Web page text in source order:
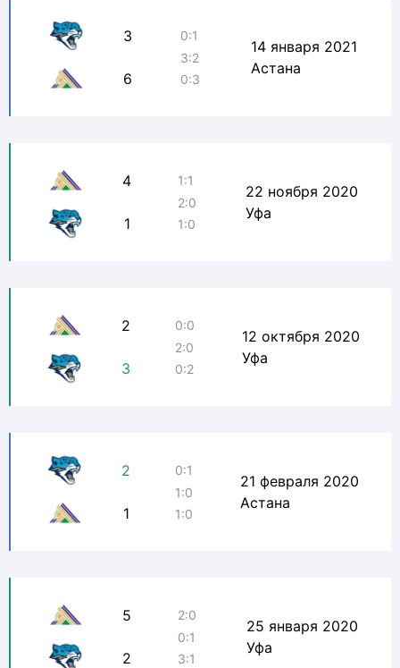
3
6
0:1
3:2
0:3
14 января 2021
Астана
4
1
1:1
2:0
1:0
22 ноября 2020
Уфа
2
3
0:0
2:0
0:2
12 октября 2020
Уфа
2
1
0:1
1:0
1:0
21 февраля 2020
Астана
5
2
2:0
0:1
3:1
25 января 2020
Уфа